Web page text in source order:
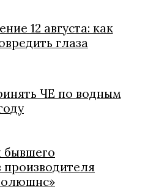
12 августа: как
глаза
ЧЕ по водным
бывшего